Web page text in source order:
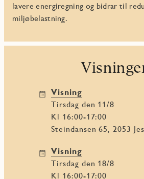
lavere energiregning og bidrar til
miljøbelastning.
Visning
tirsdag den 11/8
Kl 16:00-17:00
Steindansen 65, 2053
Visning
tirsdag den 18/8
Kl 16:00-17:00